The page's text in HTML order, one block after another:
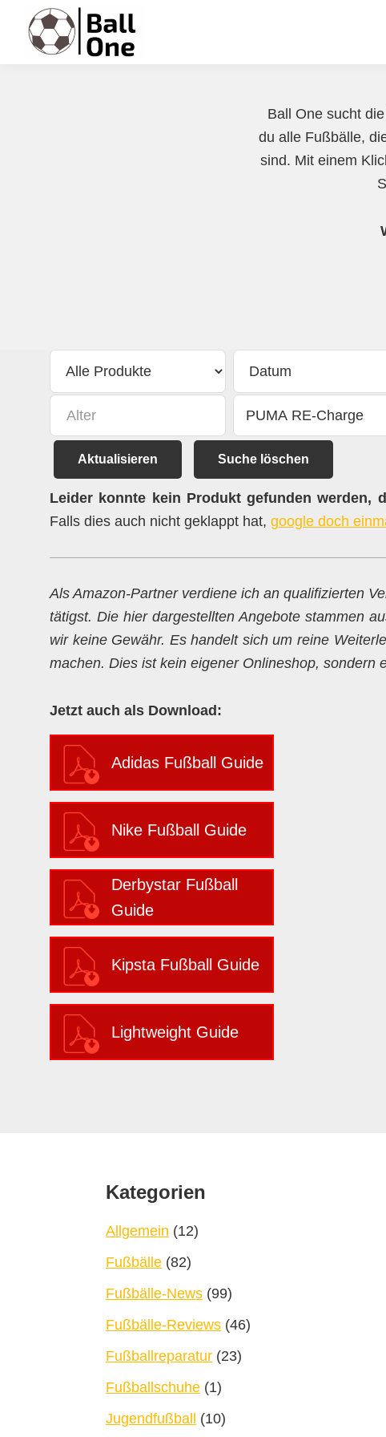
Hauptnavigation
springen
Inhalt
springen
Fußzeile
springen
Ball One sucht
du alle Fußbälle,
sind. Mit einem
Aktualisieren Suche löschen
Leider konnte kein Produkt gefunden werden,
Falls dies auch nicht geklappt hat, google doch
Als Amazon-Partner verdiene ich an qualifizierten
tätigst. Die hier dargestellten Angebote stammen
wir keine Gewähr. Es handelt sich um reine
machen. Dies ist kein eigener Onlineshop, sondern
Jetzt auch als Download:
Adidas Fußball Guide
Nike Fußball Guide
Derbystar Fußball
Guide
Kipsta Fußball Guide
Lightweight Guide
Kategorien
Allgemein (12)
Fußbälle (82)
Fußbälle-News (99)
Fußbälle-Reviews (46)
Fußballreparatur (23)
Fußballschuhe (1)
Jugendfußball
(10)